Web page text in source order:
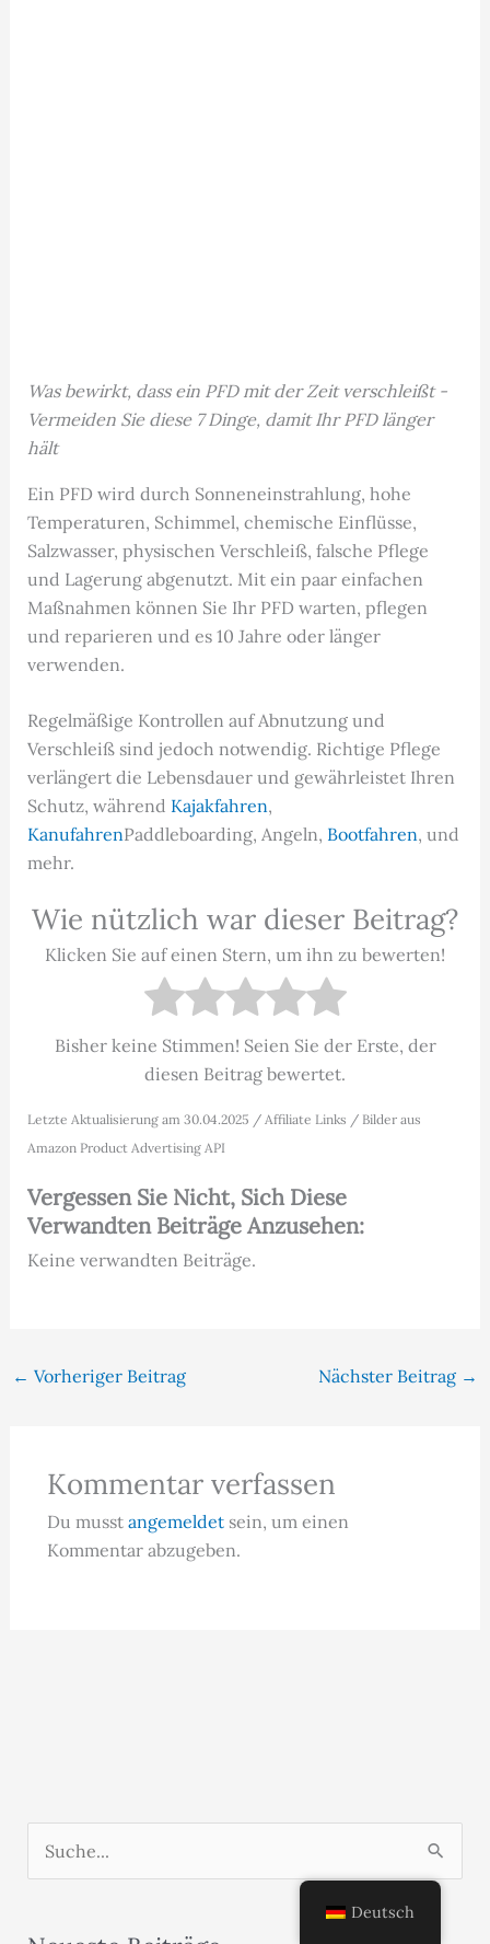
Was bewirkt, dass ein PFD mit der Zeit verschleißt -
Vermeiden Sie diese 7 Dinge, damit Ihr PFD länger
hält
Ein PFD wird durch Sonneneinstrahlung, hohe
Temperaturen, Schimmel, chemische Einflüsse,
Salzwasser, physischen Verschleiß, falsche Pflege
und Lagerung abgenutzt. Mit ein paar einfachen
Maßnahmen können Sie Ihr PFD warten, pflegen
und reparieren und es 10 Jahre oder länger
verwenden.
Regelmäßige Kontrollen auf Abnutzung und
Verschleiß sind jedoch notwendig. Richtige Pflege
verlängert die Lebensdauer und gewährleistet Ihren
Schutz, während Kajakfahren,
KanufahrenPaddleboarding, Angeln, Bootfahren, und
mehr.
Wie nützlich war dieser Beitrag?
Klicken Sie auf einen Stern, um ihn zu bewerten!
Bisher keine Stimmen! Seien Sie der Erste, der
diesen Beitrag bewertet.
Letzte Aktualisierung am 30.04.2025 / Affiliate Links / Bilder aus
Amazon Product Advertising API
Vergessen Sie Nicht, Sich Diese
Verwandten Beiträge Anzusehen:
Keine verwandten Beiträge.
← Vorheriger Beitrag Nächster Beitrag →
Kommentar verfassen
Du musst angemeldetsein, um einen
Kommentar abzugeben.
u
Deutsch